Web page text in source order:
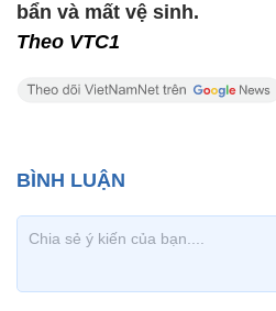
bẩn và mất vệ sinh.
Theo VTC1